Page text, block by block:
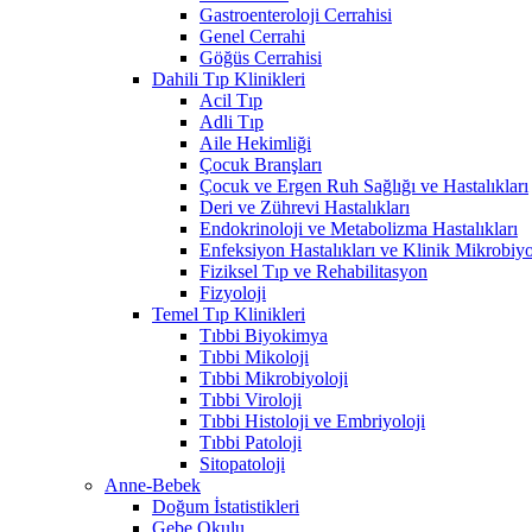
Gastroenteroloji Cerrahisi
Genel Cerrahi
Göğüs Cerrahisi
Dahili Tıp Klinikleri
Acil Tıp
Adli Tıp
Aile Hekimliği
Çocuk Branşları
Çocuk ve Ergen Ruh Sağlığı ve Hastalıkları
Deri ve Zührevi Hastalıkları
Endokrinoloji ve Metabolizma Hastalıkları
Enfeksiyon Hastalıkları ve Klinik
Fiziksel Tıp ve Rehabilitasyon
Fizyoloji
Temel Tıp Klinikleri
Tıbbi Biyokimya
Tıbbi Mikoloji
Tıbbi Mikrobiyoloji
Tıbbi Viroloji
Tıbbi Histoloji ve Embriyoloji
Tıbbi Patoloji
Sitopatoloji
Anne-Bebek
Doğum İstatistikleri
Gebe Okulu